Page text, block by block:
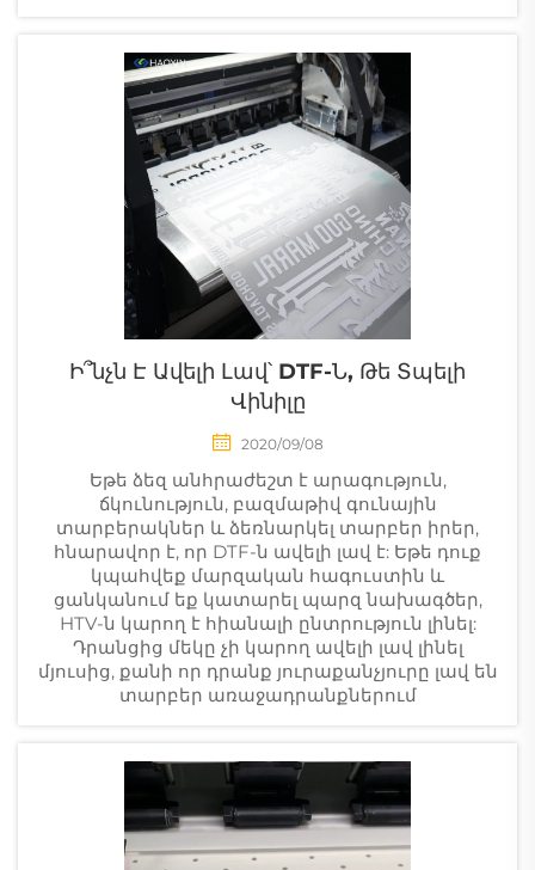
Ի՞նչն Է Ավելի Լավ՝ DTF-Ն, Թե Տպելի
Վինիլը
2020/09/08
Եթե ձեզ անհրաժեշտ է արագություն,
ճկունություն, բազմաթիվ գունային
տարբերակներ և ձեռնարկել տարբեր իրեր,
հնարավոր է, որ DTF-ն ավելի լավ է: Եթե դուք
կպահվեք մարզական հագուստին և
ցանկանում եք կատարել պարզ նախագծեր,
HTV-ն կարող է հիանալի ընտրություն լինել:
Դրանցից մեկը չի կարող ավելի լավ լինել
մյուսից, քանի որ դրանք յուրաքանչյուրը լավ են
տարբեր առաջադրանքներում